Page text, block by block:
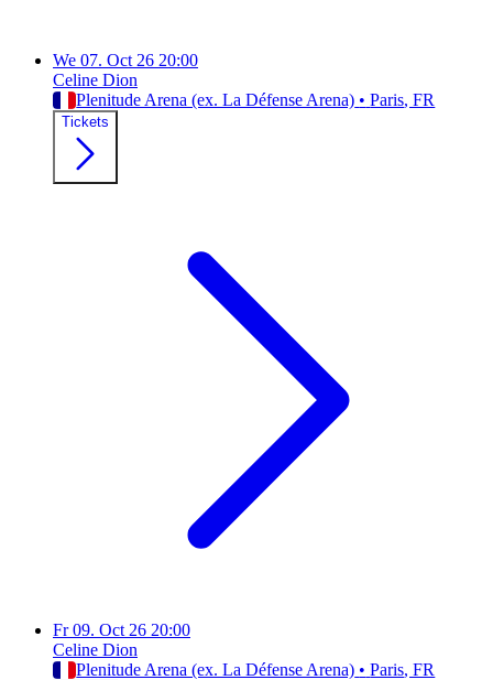
We 07. Oct 26 20:00
Celine Dion
Plenitude Arena (ex. La Défense Arena) • Paris, FR
Tickets
Fr 09. Oct 26 20:00
Celine Dion
Plenitude Arena (ex. La Défense Arena) • Paris, FR